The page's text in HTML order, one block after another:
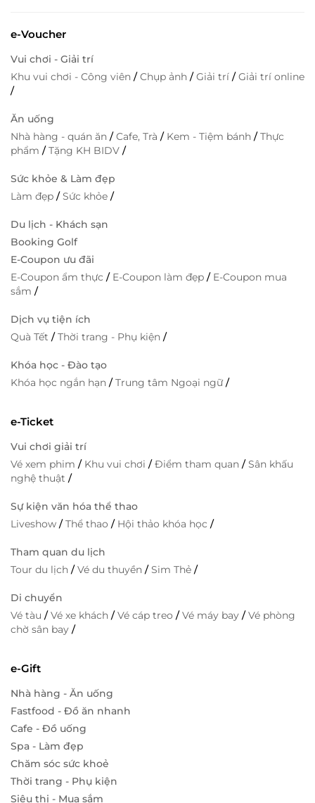
e-Voucher
Vui chơi - Giải trí
Khu vui chơi - Công viên /Chụp ảnh /Giải trí /Giải trí online
/
Ăn uống
Nhà hàng - quán ăn /Cafe, Trà / Kem - Tiệm bánh /Thực
phẩm /Tặng KH BIDV /
Sức khỏe & Làm đẹp
Làm đẹp /Sức khỏe /
Du lịch - Khách sạn
Booking Golf
E-Coupon ưu đãi
E-Coupon ẩm thực / E-Coupon làm đẹp / E-Coupon mua
sắm /
Dịch vụ tiện ích
Quà Tết /Thời trang - Phụ kiện /
Khóa học - Đào tạo
Khóa học ngắn hạn /Trung tâm Ngoại ngữ/
e-Ticket
Vui chơi giải trí
Vé xem phim / Khu vui chơi /Điểm tham quan /Sân khấu
nghệ thuật /
Sự kiện văn hóa thể thao
Liveshow /Thể thao / Hội thảo khóa học /
Tham quan du lịch
Tour du lịch /Vé du thuyền /Sim Thẻ /
Di chuyển
Vé tàu /Vé xe khách /Vé cáp treo /Vé máy bay /Vé phòng
chờ sân bay /
e-Gift
Nhà hàng - Ăn uống
Fastfood - Đồ ăn nhanh
Cafe - Đồ uống
Spa - Làm đẹp
Chăm sóc sức khoẻ
Thời trang - Phụ kiện
Siêu thị - Mua sắm